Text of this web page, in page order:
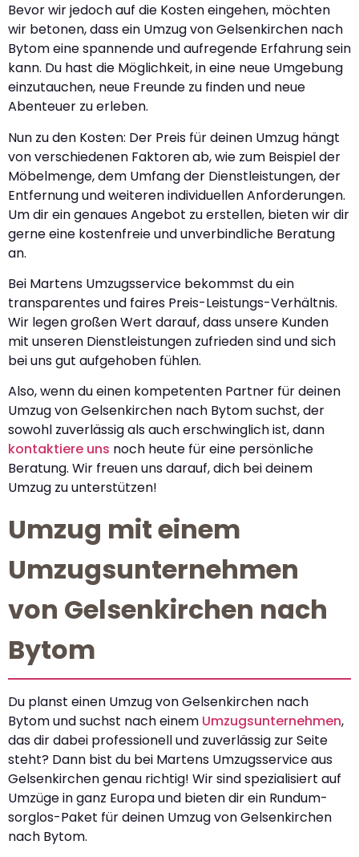
Bevor wir jedoch auf die Kosten eingehen, möchten
wir betonen, dass ein Umzug von Gelsenkirchen nach
Bytom eine spannende und aufregende Erfahrung sein
kann. Du hast die Möglichkeit, in eine neue Umgebung
einzutauchen, neue Freunde zu finden und neue
Abenteuer zu erleben.
Nun zu den Kosten: Der Preis für deinen Umzug hängt
von verschiedenen Faktoren ab, wie zum Beispiel der
Möbelmenge, dem Umfang der Dienstleistungen, der
Entfernung und weiteren individuellen Anforderungen.
Um dir ein genaues Angebot zu erstellen, bieten wir dir
gerne eine kostenfreie und unverbindliche Beratung
an.
Bei Martens Umzugsservice bekommst du ein
transparentes und faires Preis-Leistungs-Verhältnis.
Wir legen großen Wert darauf, dass unsere Kunden
mit unseren Dienstleistungen zufrieden sind und sich
bei uns gut aufgehoben fühlen.
Also, wenn du einen kompetenten Partner für deinen
Umzug von Gelsenkirchen nach Bytom suchst, der
sowohl zuverlässig als auch erschwinglich ist, dann
kontaktiere uns noch heute für eine persönliche
Beratung. Wir freuen uns darauf, dich bei deinem
Umzug zu unterstützen!
Umzug mit einem
Umzugsunternehmen
von Gelsenkirchen nach
Bytom
Du planst einen Umzug von Gelsenkirchen nach
Bytom und suchst nach einem Umzugsunternehmen,
das dir dabei professionell und zuverlässig zur Seite
steht? Dann bist du bei Martens Umzugsservice aus
Gelsenkirchen genau richtig! Wir sind spezialisiert auf
Umzüge in ganz Europa und bieten dir ein Rundum-
sorglos-Paket für deinen Umzug von Gelsenkirchen
nach Bytom.